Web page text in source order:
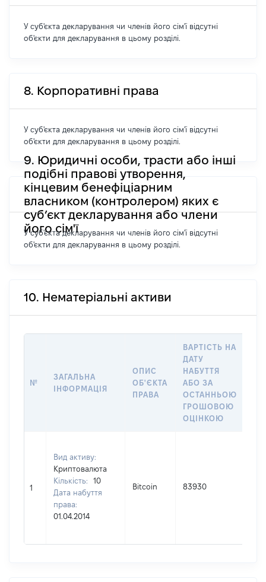
У суб'єкта декларування чи членів його сім'ї відсутні
об'єкти для декларування в цьому розділі.
8. Корпоративні права
У суб'єкта декларування чи членів його сім'ї відсутні
об'єкти для декларування в цьому розділі.
9. Юридичні особи, трасти або інші
подібні правові утворення,
кінцевим бенефіціарним
власником (контролером) яких є
суб’єкт декларування або члени
його сім'ї
У суб'єкта декларування чи членів його сім'ї відсутні
об'єкти для декларування в цьому розділі.
10. Нематеріальні активи
№
ЗАГАЛЬНА
ІНФОРМАЦІЯ
ОПИС
ОБ'ЄКТА
ПРАВА
ВАРТІСТЬ НА
ДАТУ
НАБУТТЯ
АБО ЗА
ОСТАННЬОЮ
ГРОШОВОЮ
ОЦІНКОЮ
1
Вид активу:
Криптовалюта
Кількість:
10
Дата набуття
права:
01.04.2014
Bitcoin 83930